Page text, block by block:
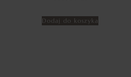
Dodaj do koszyka